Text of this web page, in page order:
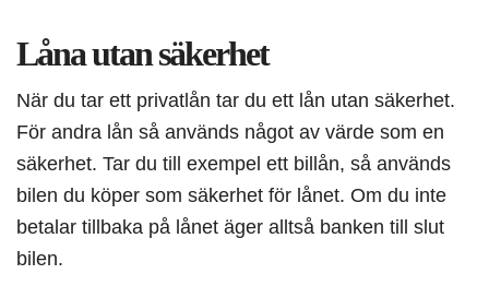
Låna utan säkerhet
När du tar ett privatlån tar du ett lån utan säkerhet.
För andra lån så används något av värde som en
säkerhet. Tar du till exempel ett billån, så används
bilen du köper som säkerhet för lånet. Om du inte
betalar tillbaka på lånet äger alltså banken till slut
bilen.